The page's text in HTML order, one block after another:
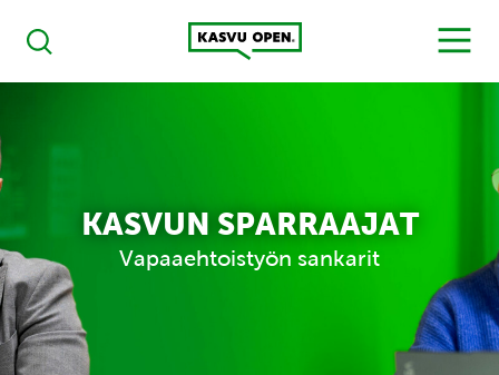
Haku
Kasvu Open
MENU
KASVUN SPARRAAJAT
Vapaaehtoistyön sankarit